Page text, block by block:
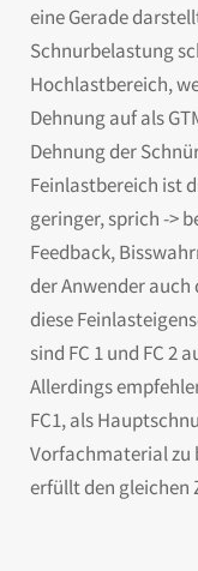
eine Gerade
Schnurbelastung
Hochlastbereich,
Dehnung auf als
Dehnung der
Feinlastbereich ist
geringer, sprich ->
Feedback,
der Anwender
diese
sind FC 1 und FC 2
Allerdings
FC1, als
Vorfachmaterial zu
erfüllt den gleichen